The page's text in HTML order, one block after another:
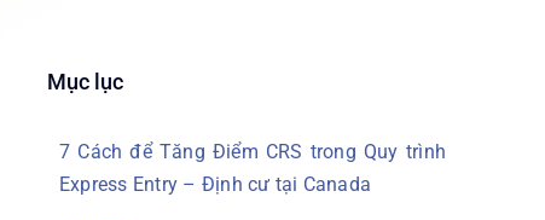
Mục lục
7 Cách để Tăng Điểm CRS trong Quy trình
Express Entry – Định cư tại Canada